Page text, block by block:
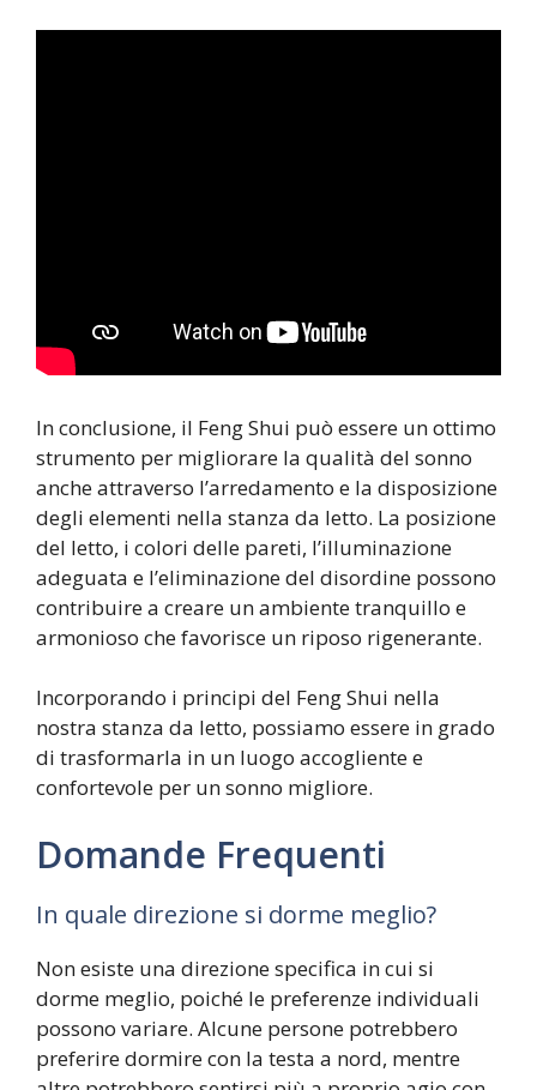
In conclusione, il Feng Shui può essere un ottimo
strumento per migliorare la qualità del sonno
anche attraverso l’arredamento e la disposizione
degli elementi nella stanza da letto. La posizione
del letto, i colori delle pareti, l’illuminazione
adeguata e l’eliminazione del disordine possono
contribuire a creare un ambiente tranquillo e
armonioso che favorisce un riposo rigenerante.
Incorporando i principi del Feng Shui nella
nostra stanza da letto, possiamo essere in grado
di trasformarla in un luogo accogliente e
confortevole per un sonno migliore.
Domande Frequenti
In quale direzione si dorme meglio?
Non esiste una direzione specifica in cui si
dorme meglio, poiché le preferenze individuali
possono variare. Alcune persone potrebbero
preferire dormire con la testa a nord, mentre